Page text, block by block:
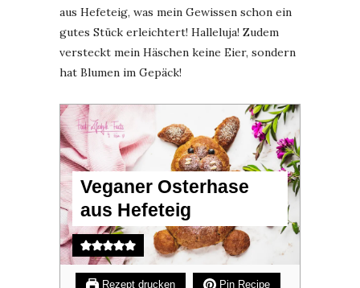
aus Hefeteig, was mein Gewissen schon ein
gutes Stück erleichtert! Halleluja! Zudem
versteckt mein Häschen keine Eier, sondern
hat Blumen im Gepäck!
Veganer Osterhase
aus Hefeteig
Rezept drucken Pin Recipe